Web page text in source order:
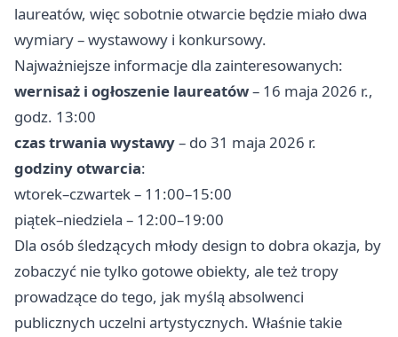
laureatów, więc sobotnie otwarcie będzie miało dwa
wymiary – wystawowy i konkursowy.
Najważniejsze informacje dla zainteresowanych:
wernisaż i ogłoszenie laureatów– 16 maja 2026 r.,
godz. 13:00
czas trwania wystawy– do 31 maja 2026 r.
godziny otwarcia:
wtorek–czwartek – 11:00–15:00
piątek–niedziela – 12:00–19:00
Dla osób śledzących młody design to dobra okazja, by
zobaczyć nie tylko gotowe obiekty, ale też tropy
prowadzące do tego, jak myślą absolwenci
publicznych uczelni artystycznych. Właśnie takie